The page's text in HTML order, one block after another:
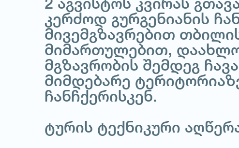
კერძოდ გურგენიანის
მივემგზავრებით
მიმართულებით,
მგზავრობის შემდეგ
მიმდებარე
ჩანჩქერისკენ.
ტურის ტექნიკური